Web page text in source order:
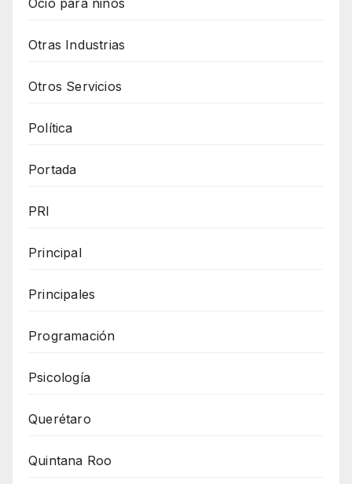
Otras Industrias
Otros Servicios
Política
Portada
PRI
Principal
Principales
Programación
Psicología
Querétaro
Quintana Roo